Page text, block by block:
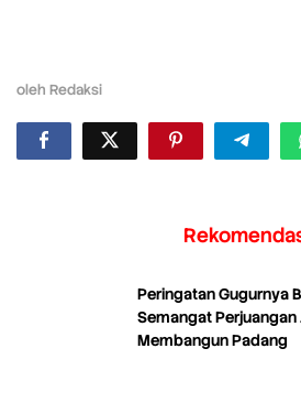
oleh Redaksi
Peringatan Gugurnya
Semangat Perjuangan
Membangun Padang